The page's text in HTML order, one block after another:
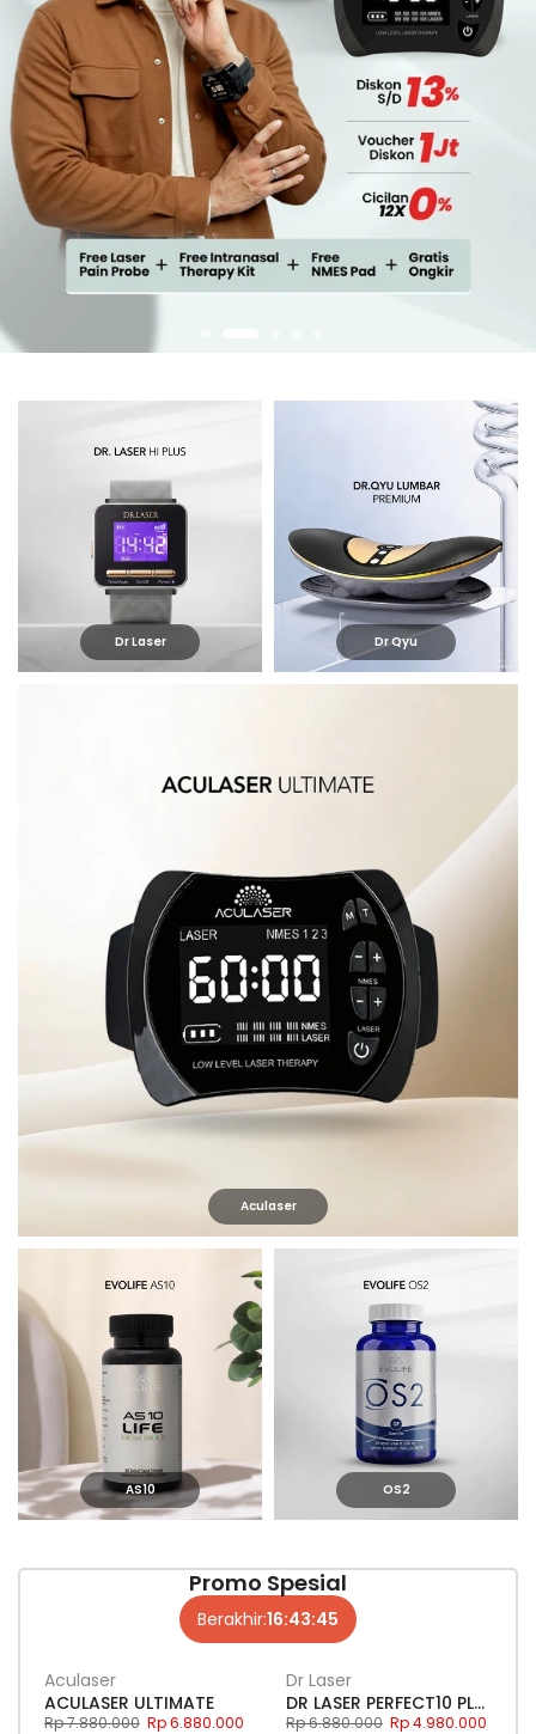
Dr Laser Dr Qyu
Aculaser
AS10 OS2
Promo Spesial
Berakhir:16:43:44
Aculaser
ACULASER ULTIMATE
Rp 7.880.000 Rp 6.880.000
Dr Laser
DR LASER PERFECT10 PLUS
Rp 6.880.000 Rp 4.980.000